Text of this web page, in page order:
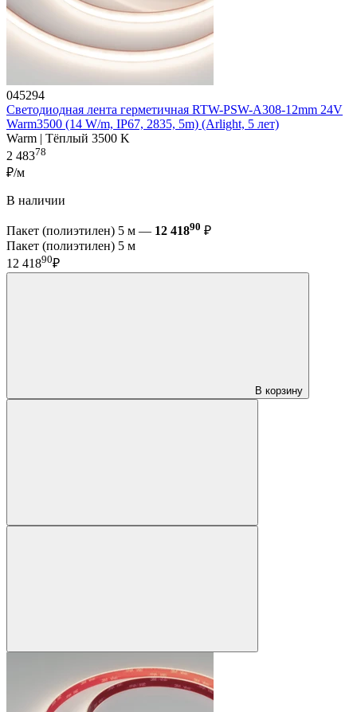
045294
Светодиодная лента герметичная RTW-PSW-A308-12mm 24V
Warm3500 (14 W/m, IP67, 2835, 5m) (Arlight, 5 лет)
Warm | Тёплый 3500 K
2 48378
₽/м
В наличии
Пакет (полиэтилен) 5 м — 12 41890 ₽
Пакет (полиэтилен) 5 м
12 41890₽
В корзину